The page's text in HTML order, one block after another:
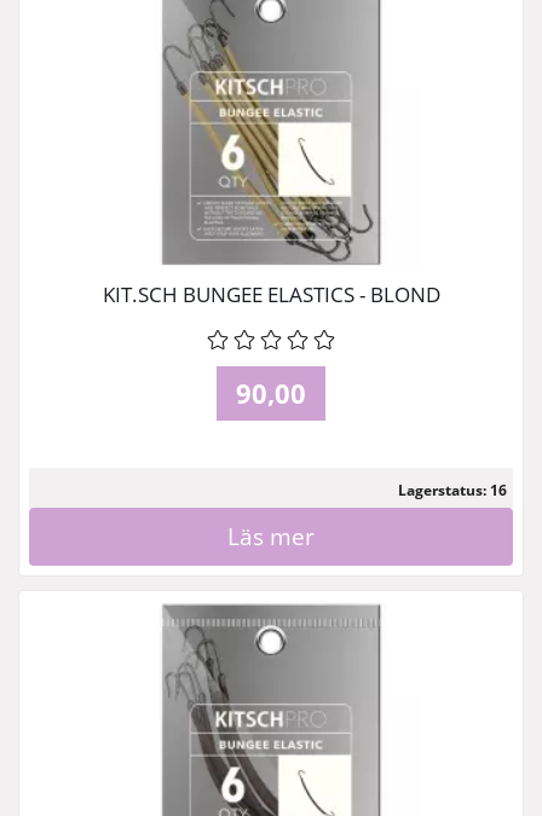
KIT.SCH BUNGEE ELASTICS - BLOND
90,00
Lagerstatus: 16
Läs mer